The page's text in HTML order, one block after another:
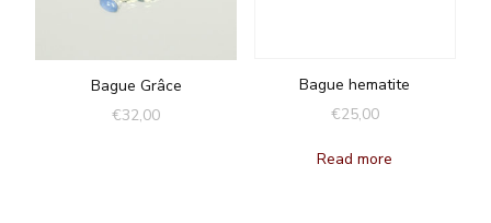
Bague Grâce
€32,00
Bague hematite
€25,00
Read more